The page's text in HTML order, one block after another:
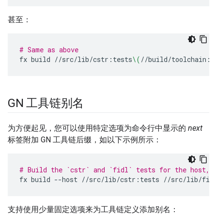
甚至：
# Same as above
fx build //src/lib/cstr:tests\( //build/
GN 工具链别名
为方便起见，您可以使用特定选项为命令行中显示的 next
标签附加 GN 工具链后缀，如以下示例所示：
# Build the `cstr` and `fidl` tests for the host,
fx build --host //src/lib/cstr:tests //src/lib/
支持使用少量固定选项来为工具链定义添加别名：